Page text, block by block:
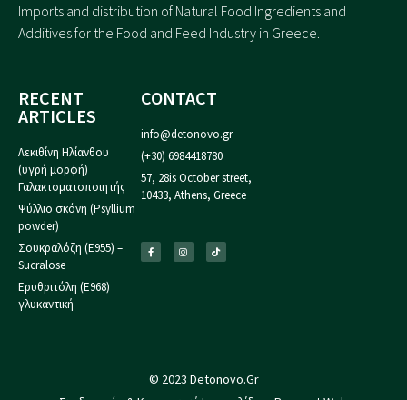
Imports and distribution of Natural Food Ingredients and
Additives for the Food and Feed Industry in Greece.
RECENT
ARTICLES
Λεκιθίνη Ηλίανθου
(υγρή μορφή)
Γαλακτοματοποιητής
Ψύλλιο σκόνη (Psyllium
powder)
Σουκραλόζη (Ε955) –
Sucralose
Ερυθριτόλη (Ε968)
γλυκαντική
CONTACT
info@detonovo.gr
(+30) 6984418780
57, 28is October street,
10433, Athens, Greece
© 2023 Detonovo.Gr